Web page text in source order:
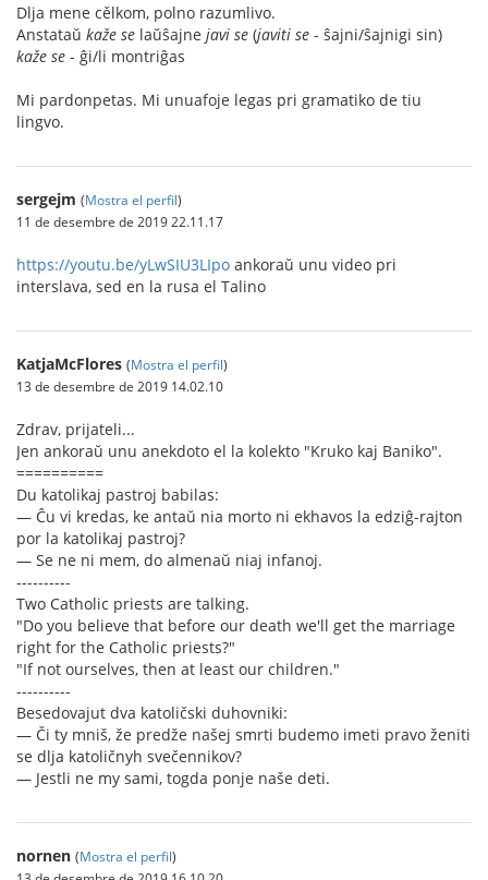
Dlja mene cělkom, polno razumlivo.
Anstataŭ kaže se laŭŝajne javi se (javiti se - ŝajni/ŝajnigi sin)
kaže se - ĝi/li montriĝas
Mi pardonpetas. Mi unuafoje legas pri gramatiko de tiu
lingvo.
sergejm (Mostra el perfil)
11 de desembre de 2019 22.11.17
https://youtu.be/yLwSIU3LIpo ankoraŭ unu video pri
interslava, sed en la rusa el Talino
KatjaMcFlores (Mostra el perfil)
13 de desembre de 2019 14.02.10
Zdrav, prijateli...
Jen ankoraŭ unu anekdoto el la kolekto "Kruko kaj Baniko".
==========
Du katolikaj pastroj babilas:
— Ĉu vi kredas, ke antaŭ nia morto ni ekhavos la edziĝ-rajton
por la katolikaj pastroj?
— Se ne ni mem, do almenaŭ niaj infanoj.
----------
Two Catholic priests are talking.
"Do you believe that before our death we'll get the marriage
right for the Catholic priests?"
"If not ourselves, then at least our children."
----------
Besedovajut dva katoličski duhovniki:
— Či ty mniš, že predže našej smrti budemo imeti pravo ženiti
se dlja katoličnyh svečennikov?
— Jestli ne my sami, togda ponje naše deti.
nornen (Mostra el perfil)